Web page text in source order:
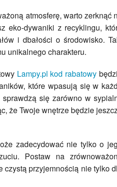
atmosferę, warto zerknąć
eko-dywaniki z recyklingu,
i dbałości o środowisko.
unikalnego charakteru.
Lampy.pl kod rabatowy
które wpasują się w
się zarówno w
że Twoje wnętrze będzie
zadecydować nie tylko o
Postaw na
czystą przyjemnością nie tylko